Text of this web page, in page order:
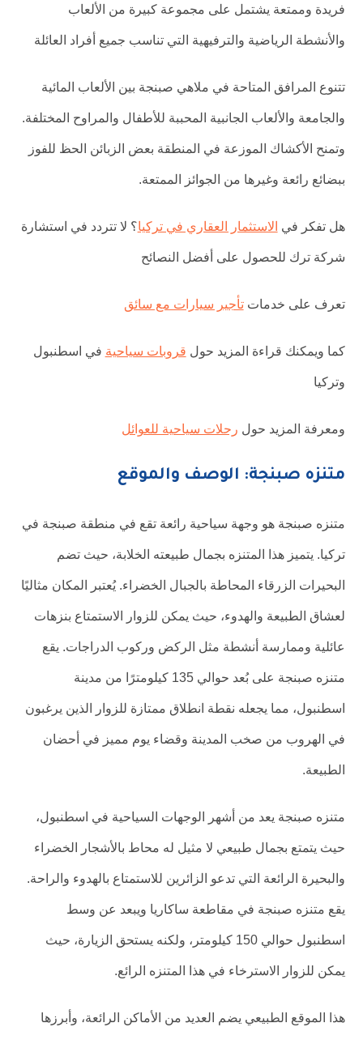
فريدة وممتعة يشتمل على مجموعة كبيرة من الألعاب
والأنشطة الرياضية والترفيهية التي تناسب جميع أفراد العائلة
تتنوع المرافق المتاحة في ملاهي صبنجة بين الألعاب المائية
والجامعة والألعاب الجانبية المحببة للأطفال والمراوح المختلفة.
وتمنح الأكشاك الموزعة في المنطقة بعض الزبائن الحظ للفوز
ببضائع رائعة وغيرها من الجوائز الممتعة.
هل تفكر في الاستثمار العقاري في تركيا؟ لا تتردد في استشارة
شركة ترك للحصول على أفضل النصائح
تعرف على خدمات تأجير سيارات مع سائق
كما ويمكنك قراءة المزيد حول قروبات سياحيةفي اسطنبول
وتركيا
ومعرفة المزيد حول رحلات سياحية للعوائل
متنزه صبنجة: الوصف والموقع
متنزه صبنجة هو وجهة سياحية رائعة تقع في منطقة صبنجة في
تركيا. يتميز هذا المتنزه بجمال طبيعته الخلابة، حيث تضم
البحيرات الزرقاء المحاطة بالجبال الخضراء. يُعتبر المكان مثاليًا
لعشاق الطبيعة والهدوء، حيث يمكن للزوار الاستمتاع بنزهات
عائلية وممارسة أنشطة مثل الركض وركوب الدراجات. يقع
متنزه صبنجة على بُعد حوالي 135 كيلومترًا من مدينة
اسطنبول، مما يجعله نقطة انطلاق ممتازة للزوار الذين يرغبون
في الهروب من صخب المدينة وقضاء يوم مميز في أحضان
الطبيعة.
متنزه صبنجة يعد من أشهر الوجهات السياحية في اسطنبول،
حيث يتمتع بجمال طبيعي لا مثيل له محاط بالأشجار الخضراء
والبحيرة الرائعة التي تدعو الزائرين للاستمتاع بالهدوء والراحة.
يقع متنزه صبنجة في مقاطعة ساكاريا ويبعد عن وسط
اسطنبول حوالي 150 كيلومتر، ولكنه يستحق الزيارة، حيث
يمكن للزوار الاسترخاء في هذا المتنزه الرائع.
هذا الموقع الطبيعي يضم العديد من الأماكن الرائعة، وأبرزها